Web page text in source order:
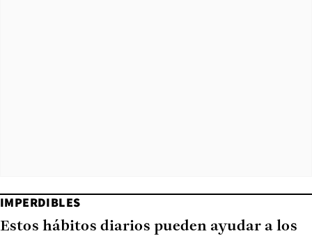
IMPERDIBLES
Estos hábitos diarios pueden ayudar a los